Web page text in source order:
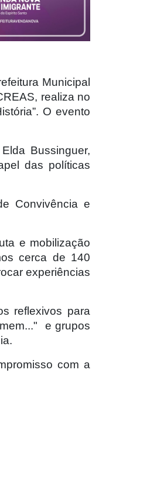
Municipal
realiza no
O evento
Bussinguer,
das políticas
Convivência e
e mobilização
cerca de 140
experiências
reflexivos para
e grupos
com a